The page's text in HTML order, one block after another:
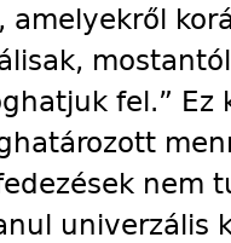
amelyekről
fel.” Ez
nem
univerzális